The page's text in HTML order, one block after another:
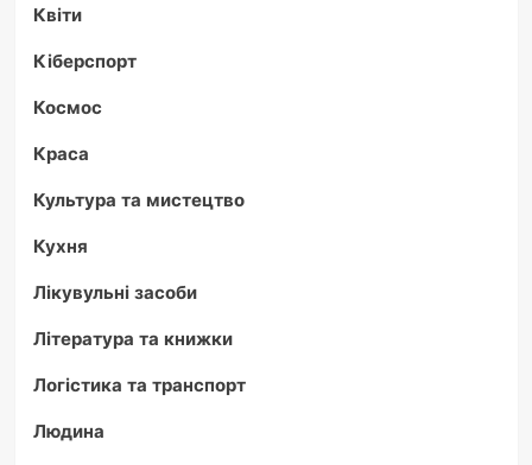
Квіти
Кіберспорт
Космос
Краса
Культура та мистецтво
Кухня
Лікувульні засоби
Література та книжки
Логістика та транспорт
Людина